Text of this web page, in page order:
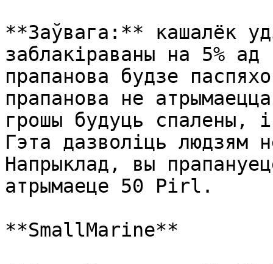
**Заўвага:** кашалёк
заблакіраваны на 5%
прапанова будзе
прапанова не
грошы будуць спалены,
Гэта дазволіць людзям
Напрыклад, вы
атрымаеце 50 Pirl.
**SmallMarine**